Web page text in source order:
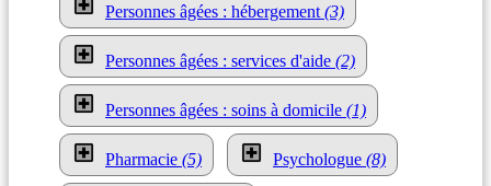
Personnes âgées : hébergement (3)
Personnes âgées : services d'aide (2)
Personnes âgées : soins à domicile (1)
Pharmacie (5) Psychologue (8)